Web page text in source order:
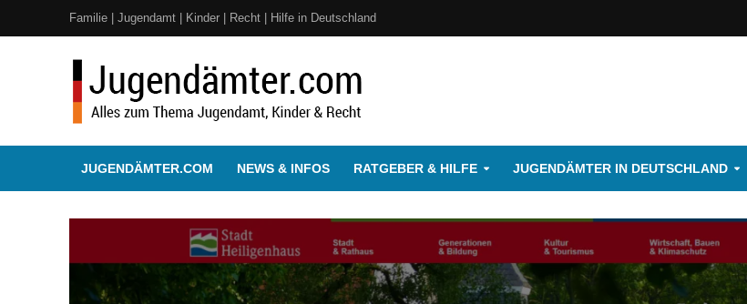
Familie | Jugendamt | Kinder | Recht | Hilfe in Deutschland
JUGENDÄMTER.COM NEWS & INFOS RATGEBER & HILFE JUGENDÄMTER IN DEUTSCHLAND